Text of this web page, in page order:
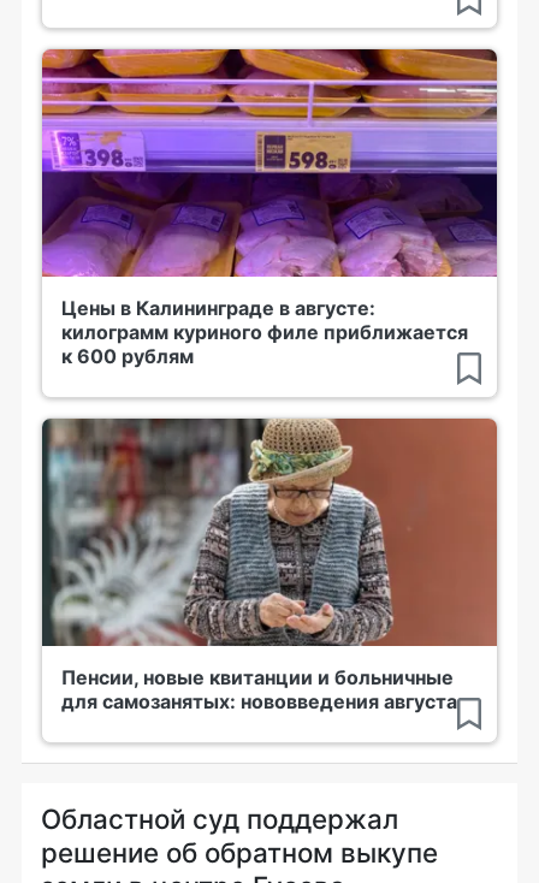
Цены в Калининграде в августе:
килограмм куриного филе приближается
к 600 рублям
Пенсии, новые квитанции и больничные
для самозанятых: нововведения августа
Областной суд поддержал
решение об обратном выкупе